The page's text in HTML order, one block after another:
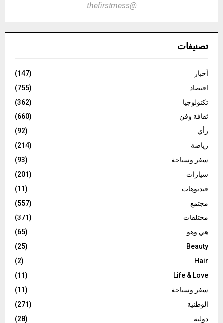
@thefirstmess
تصنيفات
أخبار
(147)
اقتصاد
(755)
تكنولوجيا
(362)
ثقافة وفن
(660)
رأي
(92)
رياضة
(214)
سفر وسياحة
(93)
سيارات
(201)
فيديوهات
(11)
مجتمع
(557)
مختلفات
(371)
هي وهو
(65)
Beauty
(25)
Hair
(2)
Life & Love
(11)
سفر وسياحة
(11)
الوطنية
(271)
دولية
(28)